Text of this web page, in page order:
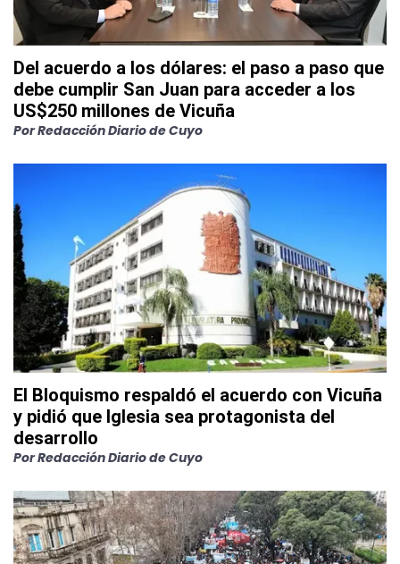
Del acuerdo a los dólares: el paso a paso que
debe cumplir San Juan para acceder a los
US$250 millones de Vicuña
PorRedacción Diario de Cuyo
El Bloquismo respaldó el acuerdo con Vicuña
y pidió que Iglesia sea protagonista del
desarrollo
PorRedacción Diario de Cuyo